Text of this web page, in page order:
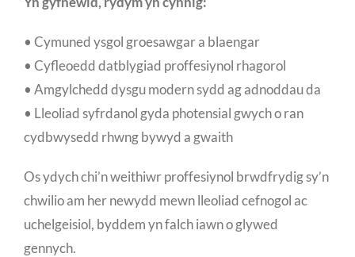
• Cymuned ysgol groesawgar a blaengar
• Cyfleoedd datblygiad proffesiynol rhagorol
• Amgylchedd dysgu modern sydd ag adnoddau da
• Lleoliad syfrdanol gyda photensial gwych o ran
cydbwysedd rhwng bywyd a gwaith
Os ydych chi’n weithiwr proffesiynol brwdfrydig sy’n
chwilio am her newydd mewn lleoliad cefnogol ac
uchelgeisiol, byddem yn falch iawn o glywed
gennych.